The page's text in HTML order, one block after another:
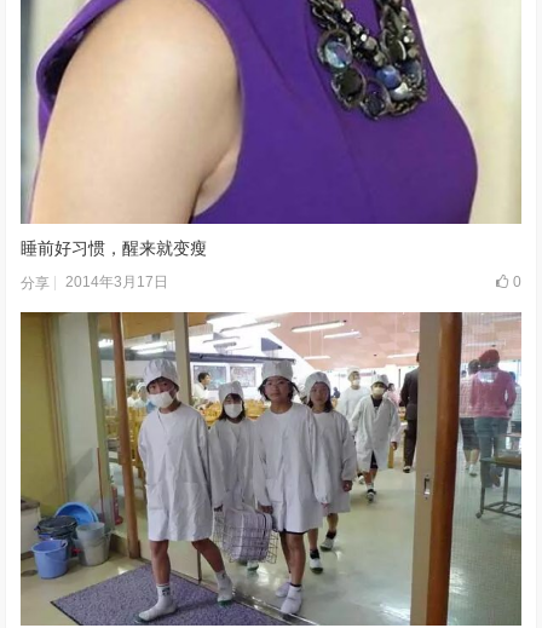
睡前好习惯，醒来就变瘦
分享 2014年3月17日 0